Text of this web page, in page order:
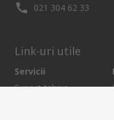
021 304 62 33
Link-uri utile
Servicii
Suport tehnic